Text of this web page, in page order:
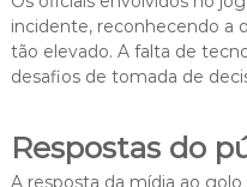
incidente, reconhecendo a
tão elevado. A falta de
desafios de tomada de
Respostas do